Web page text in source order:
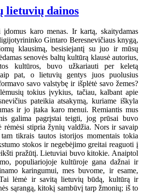
lietuvių dainos
karo menas. Ir kartą, skaitydamas
Gintaro Beresnevičiaus knygą,
klausimą, besisiejantį su juo ir mūsų
senovės baltų kultūrą klausė autorius,
kultūros, buvo užkariauti per keletą
pat, o lietuvių gentys juos puolusius
savo valstybę ir išplėtė savo žemes?
tokius įvykius, tačiau, kalbant apie
pateikia atsakymą, kuriame iškyla
ir jo įtaka karo menui. Remiantis mus
galima pagrįstai teigti, jog prūsai buvo
rėmėsi stipria žynių valdžia. Nors ir savaip
tikrais tautos istorijos momentais tokia
stokos ir negebėjimo greitai reaguoti į
pražūtį. Lietuviai buvo kitokie. Anaiptol
populiariojoje kultūroje gana dažnai ir
karingumui, mes buvome, ir esame,
lėmė ir savitą lietuvių būdą, kultūrą ir
sąrangą, kitokį sambūvį tarp žmonių; iš to